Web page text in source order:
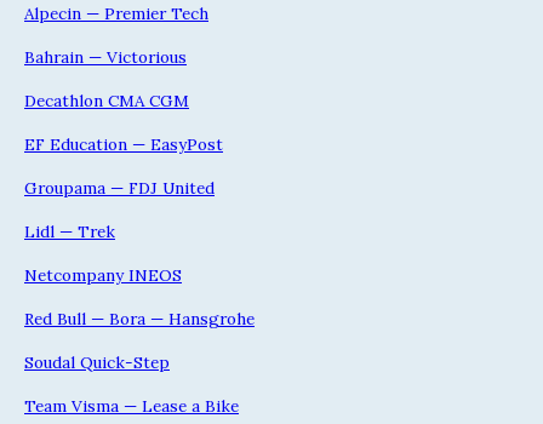
Alpecin — Premier Tech
Bahrain — Victorious
Decathlon CMA CGM
EF Education — EasyPost
Groupama — FDJ United
Lidl — Trek
Netcompany INEOS
Red Bull — Bora — Hansgrohe
Soudal Quick-Step
Team Visma — Lease a Bike